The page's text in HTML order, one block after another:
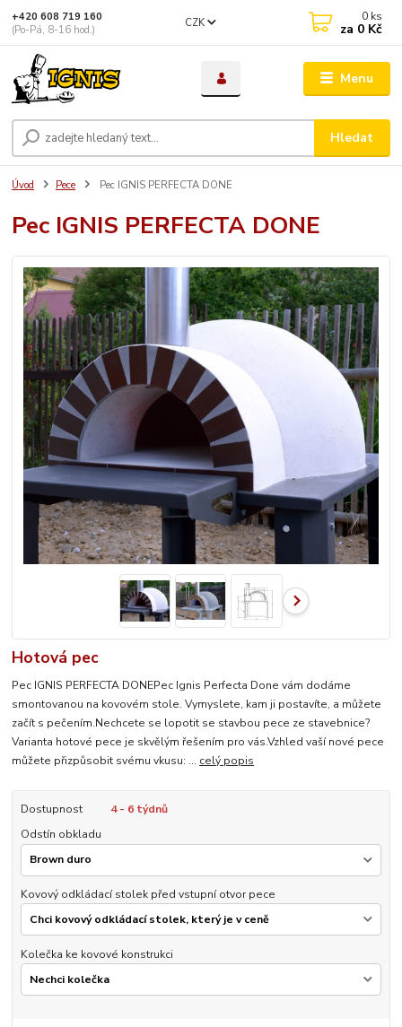
Menu
CZK
Hledat
+420 608 719 160
(Po-Pá, 8-16 hod.)
0 ks
za 0 Kč
Úvod Pece Pec IGNIS PERFECTA DONE
Pec IGNIS PERFECTA DONE
Hotová pec
Pec IGNIS PERFECTA DONEPec Ignis Perfecta Done vám dodáme
smontovanou na kovovém stole. Vymyslete, kam ji postavíte, a můžete
začít s pečením.Nechcete se lopotit se stavbou pece ze stavebnice?
Varianta hotové pece je skvělým řešením pro vás.Vzhled vaší nové pece
můžete přizpůsobit svému vkusu: ... celý popis
Dostupnost
4 - 6 týdnů
Odstín obkladu
Kovový odkládací stolek před vstupní otvor pece
Kolečka ke kovové konstrukci